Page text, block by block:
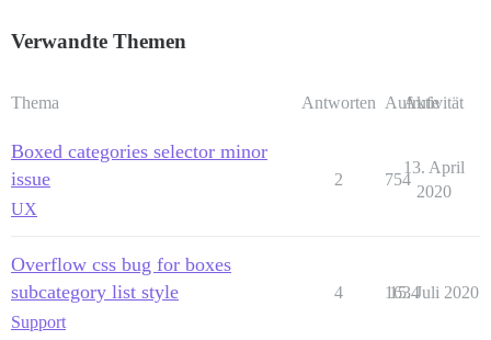
Verwandte Themen
Thema Antworten Aufrufe
Aktivität
Boxed categories selector minor
issue
UX
2 754
13. April
2020
Overflow css bug for boxes
subcategory list style
Support
4 1634
15. Juli 2020